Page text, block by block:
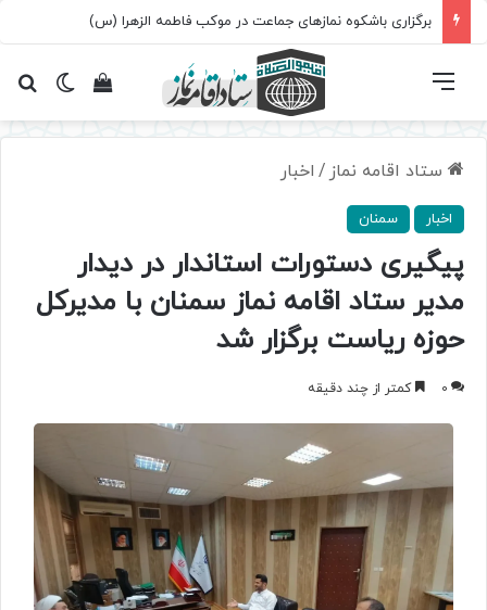
برگزاری باشکوه نمازهای جماعت در موکب فاطمه الزهرا (س)
تغییرمشاهده فهرست
ستاد اقامه نماز / اخبار
اخبار سمنان
پیگیری دستورات استاندار در دیدار
مدیر ستاد اقامه نماز سمنان با مدیرکل
حوزه ریاست برگزار شد
0 کمتر از چند دقیقه